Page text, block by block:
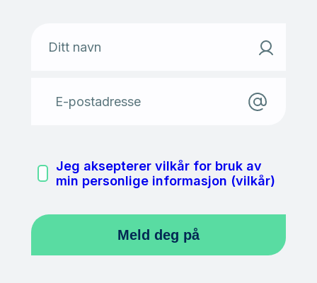
Ditt navn
E-postadresse
Jeg aksepterer vilkår for bruk av
min personlige informasjon (vilkår)